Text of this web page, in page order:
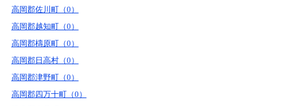
高岡郡佐川町（0）
高岡郡越知町（0）
高岡郡檮原町（0）
高岡郡日高村（0）
高岡郡津野町（0）
高岡郡四万十町（0）